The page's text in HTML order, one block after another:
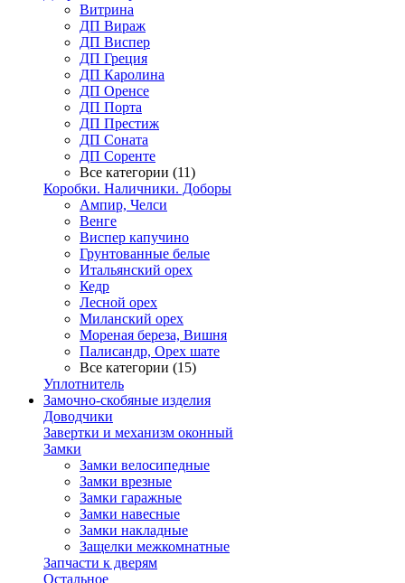
Витрина
ДП Вираж
ДП Виспер
ДП Греция
ДП Каролина
ДП Оренсе
ДП Порта
ДП Престиж
ДП Соната
ДП Соренте
Все категории (11)
Коробки. Наличники. Доборы
Ампир, Челси
Венге
Виспер капучино
Грунтованные белые
Итальянский орех
Кедр
Лесной орех
Миланский орех
Мореная береза, Вишня
Палисандр, Орех шате
Все категории (15)
Уплотнитель
Замочно-скобяные изделия
Доводчики
Завертки и механизм оконный
Замки
Замки велосипедные
Замки врезные
Замки гаражные
Замки навесные
Замки накладные
Защелки межкомнатные
Запчасти к дверям
Остальное